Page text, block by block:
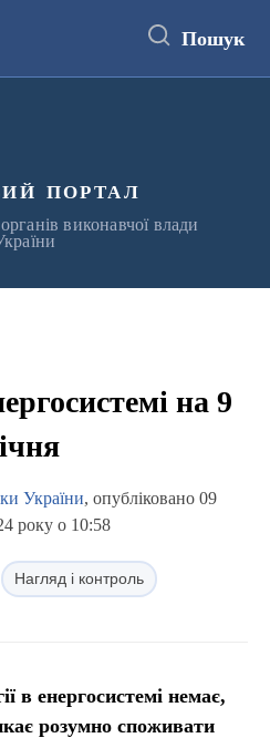
Пошук
портал
виконавчої влади
на 9
України, опубліковано 09
року о 10:58
Нагляд і контроль
в енергосистемі немає,
розумно споживати